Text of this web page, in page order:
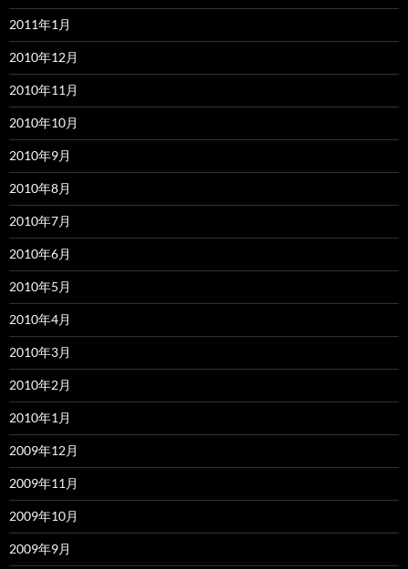
2011年1月
2010年12月
2010年11月
2010年10月
2010年9月
2010年8月
2010年7月
2010年6月
2010年5月
2010年4月
2010年3月
2010年2月
2010年1月
2009年12月
2009年11月
2009年10月
2009年9月